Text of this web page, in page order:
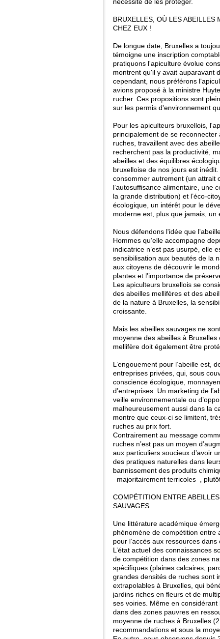
BRUXELLES, OÙ LES ABEILLES
CHEZ EUX !
De longue date, Bruxelles a
témoigne une inscription
pratiquons l'apiculture évolue
montrent qu'il y avait auparavant
cependant, nous préférons
avions proposé à la ministre
rucher. Ces propositions sont
sur les permis d'environnement
Pour les apiculteurs bruxellois,
principalement de se
ruches, travaillent avec des
recherchent pas la productivité,
abeilles et des équilibres
bruxelloise de nos jours est
consommer autrement (un attrait
l’autosuffisance alimentaire, une
la grande distribution) et l’éco-
écologique, un intérêt pour le
moderne est, plus que jamais,
Nous défendons l'idée que
Hommes qu’elle accompagne
indicatrice n’est pas usurpé, elle
sensibilisation aux beautés de la
aux citoyens de découvrir le
plantes et l’importance de
Les apiculteurs bruxellois se
des abeilles mellifères et des
de la nature à Bruxelles, la
croissante.
Mais les abeilles sauvages ne
moyenne des abeilles à
mellifère doit également être
L’engouement pour l’abeille est,
entreprises privées, qui, sous
conscience écologique,
d’entreprises. Un marketing de
veille environnementale ou
malheureusement aussi dans la
montre que ceux-ci se limitent,
ruches au prix fort.
Contrairement au message
ruches n’est pas un moyen
aux particuliers soucieux d’avoir
des pratiques naturelles dans
bannissement des produits
–majoritairement terricoles–,
COMPÉTITION ENTRE
SAUVAGES
Une littérature académique
phénomène de compétition entre
pour l’accès aux ressources
L’état actuel des connaissances
de compétition dans des zones
spécifiques (plaines calcaires,
grandes densités de ruches sont
extrapolables à Bruxelles, qui
jardins riches en fleurs et de
ses voiries. Même en
dans des zones pauvres en
moyenne de ruches à Bruxelles
recommandations et sous la